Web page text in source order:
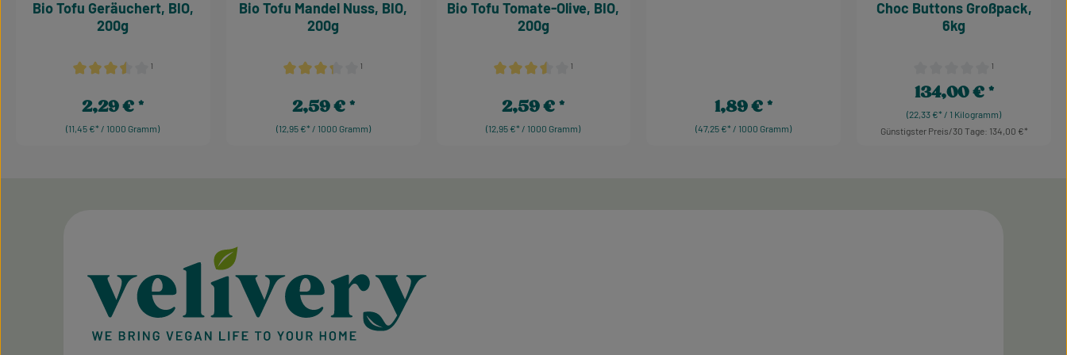
¹
Bio Tofu Geräuchert, BIO,
200g
(11,45 €* / 1000 Gramm)
Regulärer Preis:
2,29 €
¹
Bio Tofu Mandel Nuss, BIO,
200g
(12,95 €* / 1000 Gramm)
Regulärer Preis:
2,59 €
¹
Bio Tofu Tomate-Olive, BIO,
200g
(12,95 €* / 1000 Gramm)
Regulärer Preis:
2,59 €
(47,25 €* / 1000 Gramm)
Regulärer Preis:
1,89 €
Durchschnittliche Bewertung
¹
Choc Buttons Großpack,
6kg
(22,33 €* / 1 Kilogramm)
Regulärer Preis:
134,00 €
Günstigster Preis/30 Tage: 134,00 €